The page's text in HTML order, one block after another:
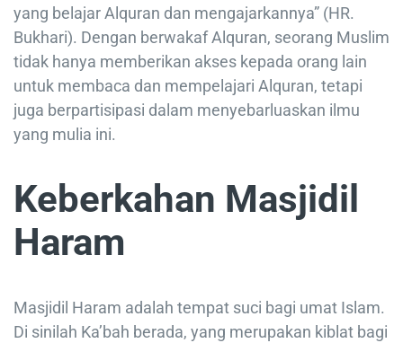
yang belajar Alquran dan mengajarkannya” (HR.
Bukhari). Dengan berwakaf Alquran, seorang Muslim
tidak hanya memberikan akses kepada orang lain
untuk membaca dan mempelajari Alquran, tetapi
juga berpartisipasi dalam menyebarluaskan ilmu
yang mulia ini.
Keberkahan Masjidil
Haram
Masjidil Haram adalah tempat suci bagi umat Islam.
Di sinilah Ka’bah berada, yang merupakan kiblat bagi